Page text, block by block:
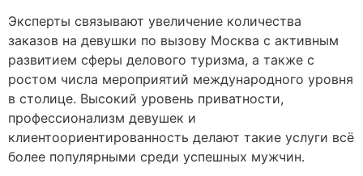
Эксперты связывают увеличение количества
заказов на девушки по вызову Москва с активным
развитием сферы делового туризма, а также с
ростом числа мероприятий международного уровня
в столице. Высокий уровень приватности,
профессионализм девушек и
клиентоориентированность делают такие услуги всё
более популярными среди успешных мужчин.